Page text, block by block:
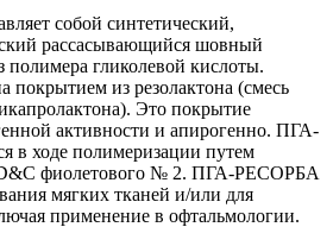
собой синтетический,
рассасывающийся шовный
полимера гликолевой кислоты.
покрытием из резолактона (смесь
Это покрытие
активности и апирогенно. ПГА-
в ходе полимеризации путем
D&C фиолетового № 2. ПГА-РЕСОРБА
мягких тканей и/или для
применение в офтальмологии.